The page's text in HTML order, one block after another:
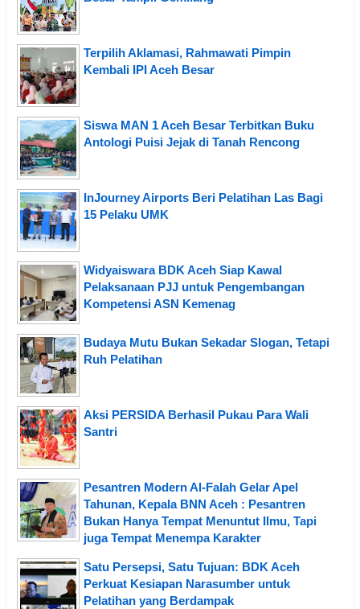
Terpilih Aklamasi, Rahmawati Pimpin
Kembali IPI Aceh Besar
Siswa MAN 1 Aceh Besar Terbitkan Buku
Antologi Puisi Jejak di Tanah Rencong
InJourney Airports Beri Pelatihan Las Bagi
15 Pelaku UMK
Widyaiswara BDK Aceh Siap Kawal
Pelaksanaan PJJ untuk Pengembangan
Kompetensi ASN Kemenag
Budaya Mutu Bukan Sekadar Slogan, Tetapi
Ruh Pelatihan
Aksi PERSIDA Berhasil Pukau Para Wali
Santri
Pesantren Modern Al-Falah Gelar Apel
Tahunan, Kepala BNN Aceh : Pesantren
Bukan Hanya Tempat Menuntut Ilmu, Tapi
juga Tempat Menempa Karakter
Satu Persepsi, Satu Tujuan: BDK Aceh
Perkuat Kesiapan Narasumber untuk
Pelatihan yang Berdampak